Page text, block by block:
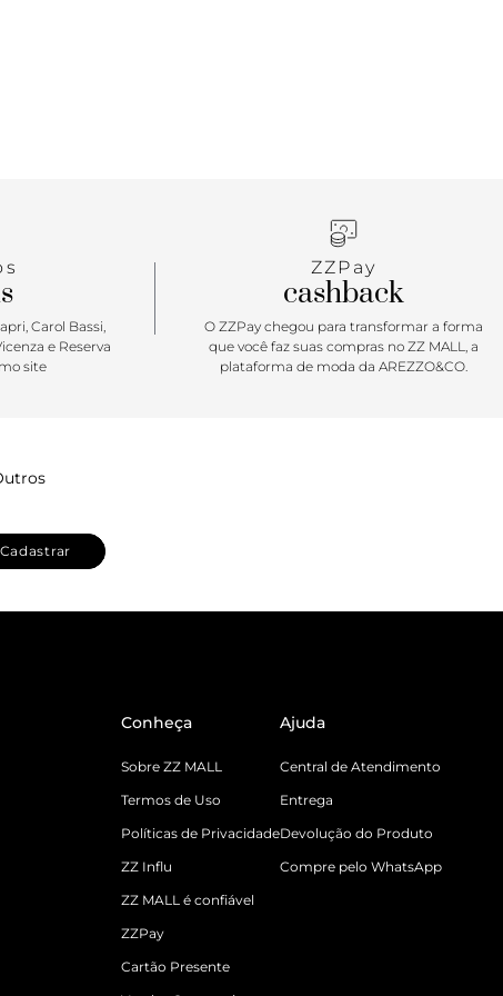
Carol Bassi,
e Reserva
site
ZZPay
cashback
O ZZPay chegou para transformar a forma
que você faz suas compras no ZZ MALL, a
plataforma de moda da AREZZO&CO.
Cadastrar
Conheça
Sobre ZZ MALL
Termos de Uso
Políticas de Privacidade
ZZ Influ
ZZ MALL é confiável
ZZPay
Cartão Presente
Ajuda
Central de Atendimento
Entrega
Devolução do Produto
Compre pelo WhatsApp